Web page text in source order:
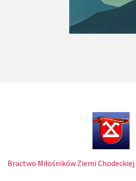
Bractwo Miłośników Ziemi Chodeckiej